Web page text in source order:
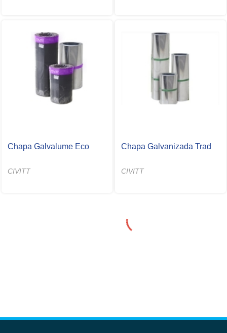
Chapa Galvalume Eco
CIVITT
Chapa Galvanizada Trad
CIVITT